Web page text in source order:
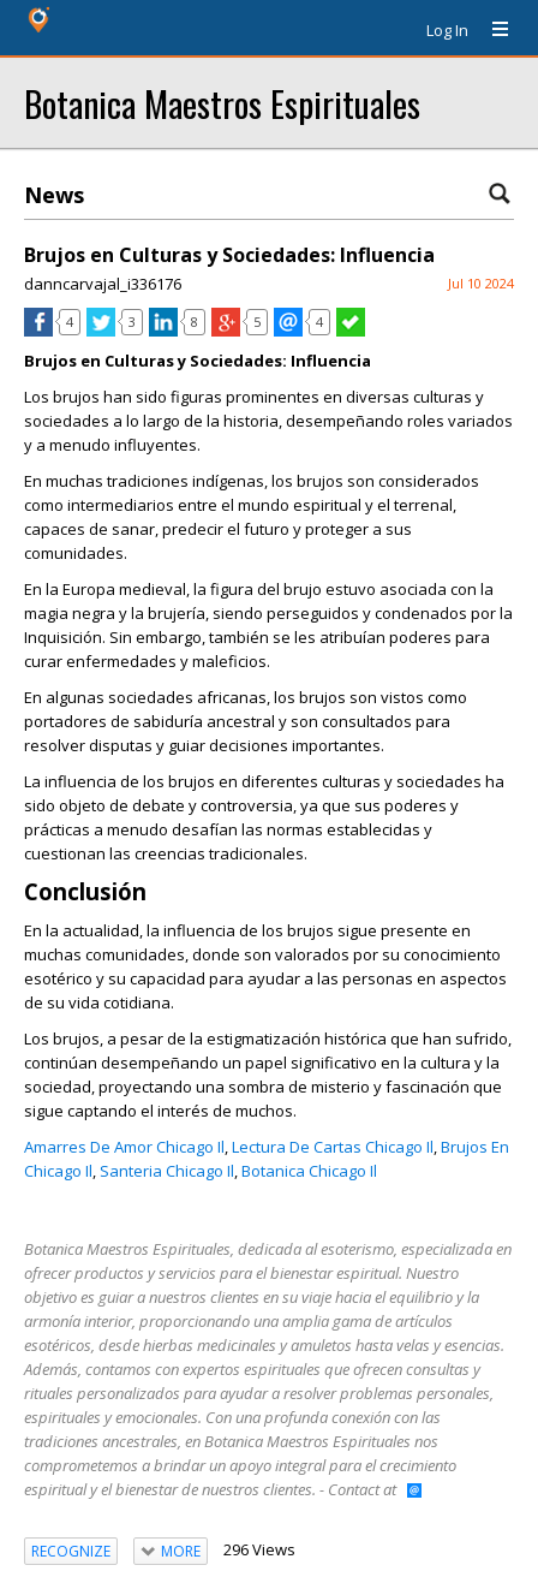
Log In
Botanica Maestros Espirituales
News
Brujos en Culturas y Sociedades: Influencia
danncarvajal_i336176 Jul 10 2024
4 3 8 5 4
Brujos en Culturas y Sociedades: Influencia
Los brujos han sido figuras prominentes en diversas culturas y
sociedades a lo largo de la historia, desempeñando roles variados
y a menudo influyentes.
En muchas tradiciones indígenas, los brujos son considerados
como intermediarios entre el mundo espiritual y el terrenal,
capaces de sanar, predecir el futuro y proteger a sus
comunidades.
En la Europa medieval, la figura del brujo estuvo asociada con la
magia negra y la brujería, siendo perseguidos y condenados por la
Inquisición. Sin embargo, también se les atribuían poderes para
curar enfermedades y maleficios.
En algunas sociedades africanas, los brujos son vistos como
portadores de sabiduría ancestral y son consultados para
resolver disputas y guiar decisiones importantes.
La influencia de los brujos en diferentes culturas y sociedades ha
sido objeto de debate y controversia, ya que sus poderes y
prácticas a menudo desafían las normas establecidas y
cuestionan las creencias tradicionales.
Conclusión
En la actualidad, la influencia de los brujos sigue presente en
muchas comunidades, donde son valorados por su conocimiento
esotérico y su capacidad para ayudar a las personas en aspectos
de su vida cotidiana.
Los brujos, a pesar de la estigmatización histórica que han sufrido,
continúan desempeñando un papel significativo en la cultura y la
sociedad, proyectando una sombra de misterio y fascinación que
sigue captando el interés de muchos.
Amarres De Amor Chicago Il,Lectura De Cartas Chicago Il,Brujos En
Chicago Il, Santeria Chicago Il,Botanica Chicago Il
Botanica Maestros Espirituales, dedicada al esoterismo, especializada en
ofrecer productos y servicios para el bienestar espiritual. Nuestro
objetivo es guiar a nuestros clientes en su viaje hacia el equilibrio y la
armonía interior, proporcionando una amplia gama de artículos
esotéricos, desde hierbas medicinales y amuletos hasta velas y esencias.
Además, contamos con expertos espirituales que ofrecen consultas y
rituales personalizados para ayudar a resolver problemas personales,
espirituales y emocionales. Con una profunda conexión con las
tradiciones ancestrales, en Botanica Maestros Espirituales nos
comprometemos a brindar un apoyo integral para el crecimiento
espiritual y el bienestar de nuestros clientes. - Contact at
RECOGNIZE MORE 296 Views